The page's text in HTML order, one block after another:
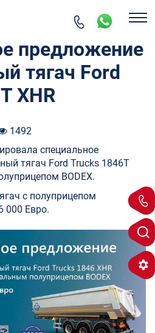
предложение
тягач Ford
XHR
1492
специальное
тягач Ford Trucks 1846T
BODEX.
с полуприцепом
000 Евро.